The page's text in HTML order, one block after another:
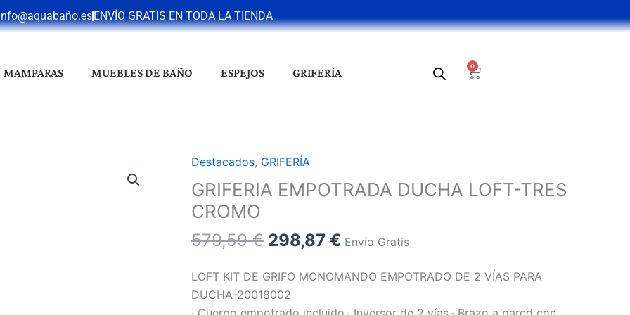
ENVÍO GRATIS EN TODA LA TIENDA
MAMPARAS MUEBLES DE BAÑO ESPEJOS GRIFERÍA
0
Cart
Destacados, GRIFERÍA
GRIFERIA EMPOTRADA DUCHA LOFT-TRES
CROMO
579,59€
El
precio
original
579,59 €.
298,87 €
precio
actual
298,87 €.
Envío Gratis
LOFT KIT DE GRIFO MONOMANDO EMPOTRADO DE 2 VÍAS PARA
DUCHA-20018002
GRIFERIA
EMPOTRADA
DUCHA
LOFT-
TRES
cantidad